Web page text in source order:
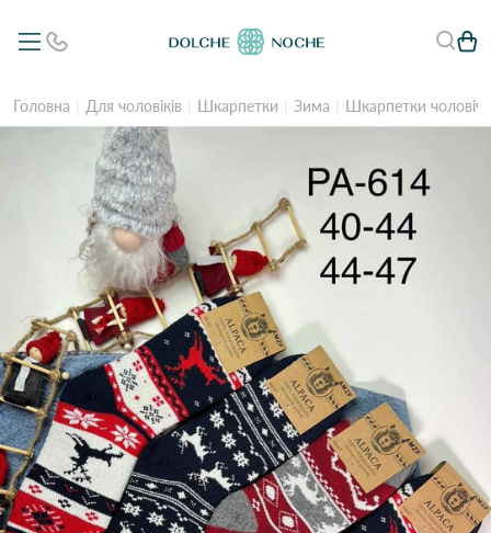
Головна Для чоловіків Шкарпетки Зима Шкарпетки